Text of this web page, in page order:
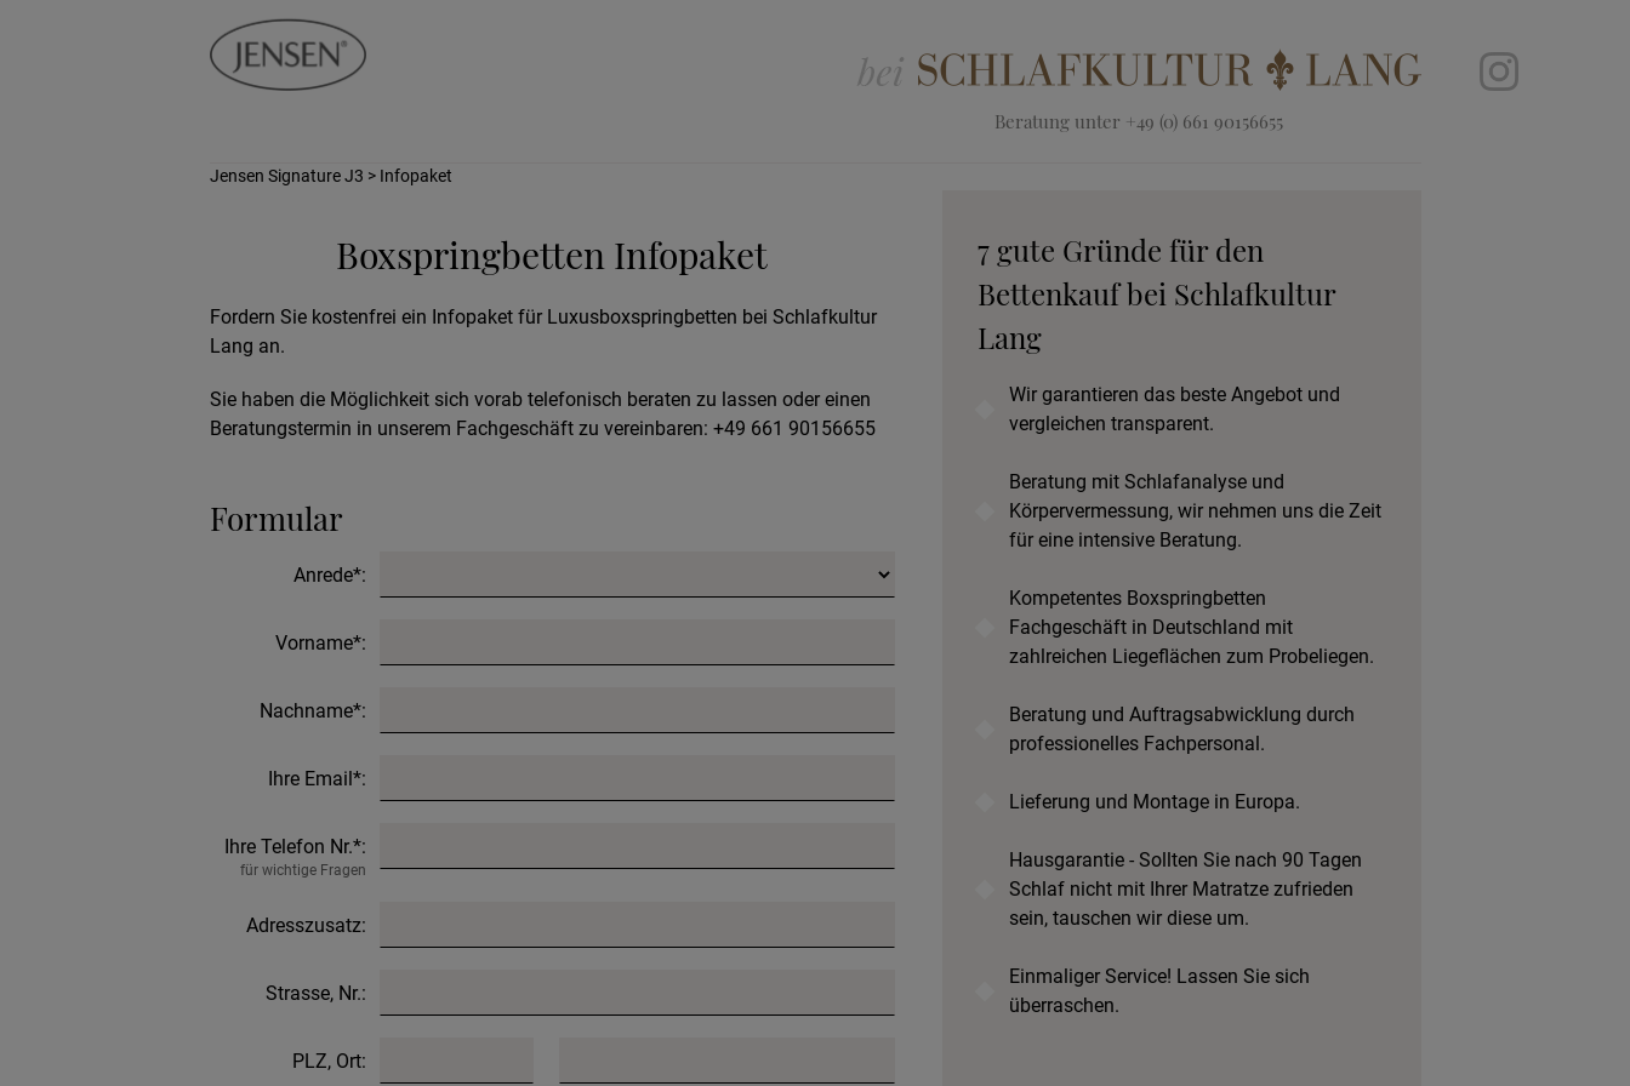
Beratung unter +49 (0) 661 90156655
Jensen Signature J3 > Infopaket
Boxspringbetten Infopaket
Fordern Sie kostenfrei ein Infopaket für Luxusboxspringbetten bei Schlafkultur
Lang an.
Sie haben die Möglichkeit sich vorab telefonisch beraten zu lassen oder einen
Beratungstermin in unserem Fachgeschäft zu vereinbaren: +49 661 90156655
Formular
Anrede*:
Vorname*:
Nachname*:
Ihre Email*:
Ihre Telefon Nr.*:
für wichtige Fragen
Adresszusatz:
Strasse, Nr.:
PLZ, Ort:
7 gute Gründe für den
Bettenkauf bei Schlafkultur
Lang
Wir garantieren das beste Angebot und
vergleichen transparent.
Beratung mit Schlafanalyse und
Körpervermessung, wir nehmen uns die Zeit
für eine intensive Beratung.
Kompetentes Boxspringbetten
Fachgeschäft in Deutschland mit
zahlreichen Liegeflächen zum Probeliegen.
Beratung und Auftragsabwicklung durch
professionelles Fachpersonal.
Lieferung und Montage in Europa.
Hausgarantie - Sollten Sie nach 90 Tagen
Schlaf nicht mit Ihrer Matratze zufrieden
sein, tauschen wir diese um.
Einmaliger Service! Lassen Sie sich
überraschen.